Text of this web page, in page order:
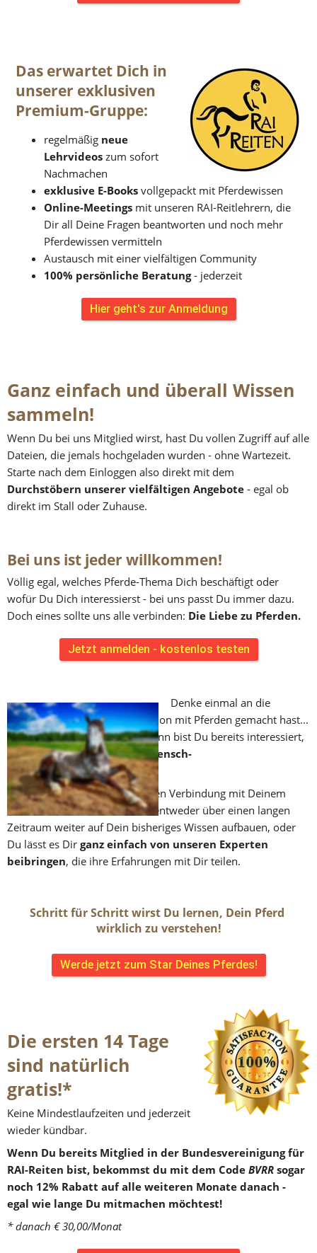
Das erwartet Dich in
unserer exklusiven
Premium-Gruppe:
regelmäßig neue
Lehrvideos zum sofort
Nachmachen
exklusive E-Books vollgepackt mit Pferdewissen
Online-Meetings mit unseren RAI-Reitlehrern, die
Dir all Deine Fragen beantworten und noch mehr
Pferdewissen vermitteln
Austausch mit einer vielfältigen Community
100% persönliche Beratung - jederzeit
Hier geht's zur Anmeldung
Ganz einfach und überall Wissen
sammeln!
Wenn Du bei uns Mitglied wirst, hast Du vollen Zugriff auf alle
Dateien, die jemals hochgeladen wurden - ohne Wartezeit.
Durchstöbern unserer vielfältigen Angebote - egal ob
direkt im Stall oder Zuhause.
Bei uns ist jeder willkommen!
Völlig egal, welches Pferde-Thema Dich beschäftigt oder
wofür Du Dich interessierst - bei uns passt Du immer dazu.
Doch eines sollte uns alle verbinden: Die Liebe zu Pferden.
Jetzt anmelden - kostenlos testen
Denke einmal an die
Erfahrungen zurück, die Du schon mit Pferden gemacht hast...
Und wenn Du das jetzt liest, dann bist Du bereits interessiert,
eine harmonischere Pferd-Mensch-
Beziehung aufzubauen.
Wenn Du Dich nach dieser tiefen Verbindung mit Deinem
Pferd sehnst, dann kannst Du entweder über einen langen
Zeitraum weiter auf Dein bisheriges Wissen aufbauen, oder
Du lässt es Dir ganz einfach von unseren Experten
beibringen, die ihre Erfahrungen mit Dir teilen.
Schritt für Schritt wirst Du lernen, Dein Pferd
wirklich zu verstehen!
Werde jetzt zum Star Deines Pferdes!
Die ersten 14 Tage
sind natürlich
gratis!*
Keine Mindestlaufzeiten und jederzeit
wieder kündbar.
Wenn Du bereits Mitglied in der Bundesvereinigung für
RAI-Reiten bist, bekommst du mit dem Code BVRR sogar
noch 12% Rabatt auf alle weiteren Monate danach -
egal wie lange Du mitmachen möchtest!
* danach € 30,00/Monat